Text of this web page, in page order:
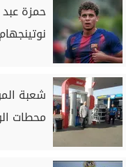
حمزة
شعبة
محطات